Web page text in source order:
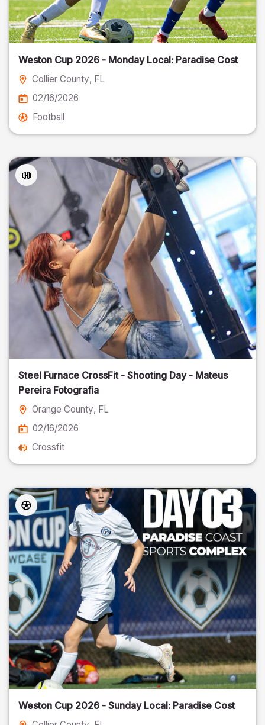
Weston Cup 2026 - Monday Local: Paradise Cost
Collier County, FL
02/16/2026
Football
Steel Furnace CrossFit - Shooting Day - Mateus
Pereira Fotografia
Orange County, FL
02/16/2026
Crossfit
Weston Cup 2026 - Sunday Local: Paradise Cost